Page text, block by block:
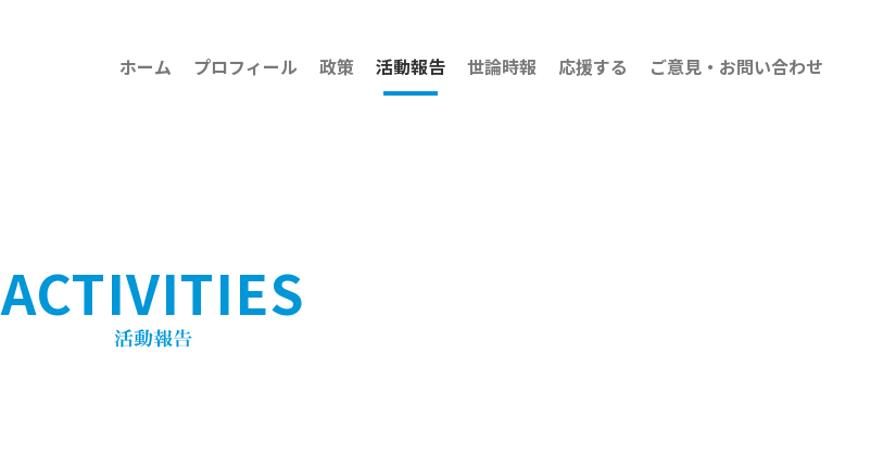
ホーム プロフィール 政策 活動報告 世論時報 応援する ご意見・お問い合わせ
ACTIVITIES